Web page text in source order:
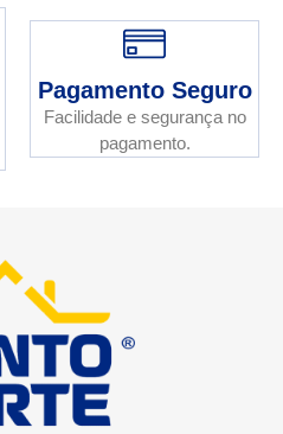
Pagamento Seguro
Facilidade e segurança no
pagamento.